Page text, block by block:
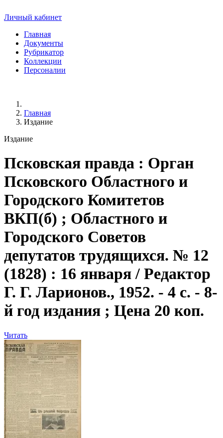
Личный кабинет
Главная
Документы
Рубрикатор
Коллекции
Персоналии
Главная
Издание
Издание
Псковская правда : Орган
Псковского Областного и
Городского Комитетов
ВКП(б) ; Областного и
Городского Советов
депутатов трудящихся. № 12
(1828) : 16 января / Редактор
Г. Г. Ларионов., 1952. - 4 с. - 8-
й год издания ; Цена 20 коп.
Читать